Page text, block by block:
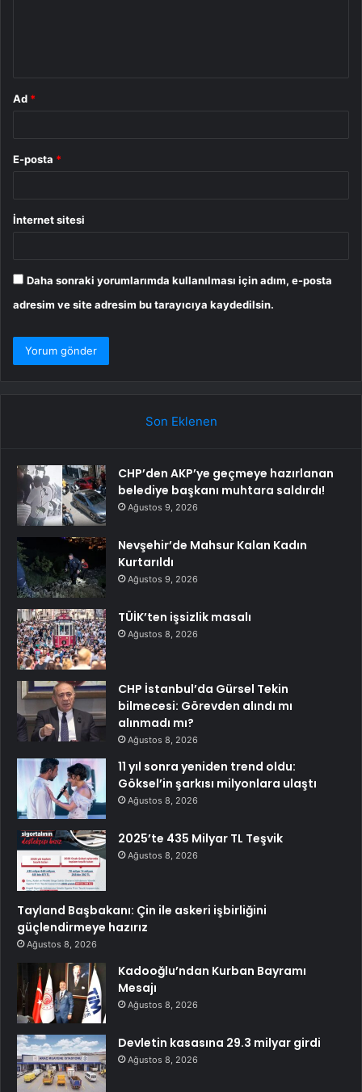
Ad *
E-posta *
İnternet sitesi
Daha sonraki yorumlarımda kullanılması için adım, e-posta
adresim ve site adresim bu tarayıcıya kaydedilsin.
Son Eklenen
CHP’den AKP’ye geçmeye hazırlanan
belediye başkanı muhtara saldırdı!
Ağustos 9, 2026
Nevşehir’de Mahsur Kalan Kadın
Kurtarıldı
Ağustos 9, 2026
TÜİK’ten işsizlik masalı
Ağustos 8, 2026
CHP İstanbul’da Gürsel Tekin
bilmecesi: Görevden alındı mı
alınmadı mı?
Ağustos 8, 2026
11 yıl sonra yeniden trend oldu:
Göksel’in şarkısı milyonlara ulaştı
Ağustos 8, 2026
2025’te 435 Milyar TL Teşvik
Ağustos 8, 2026
Tayland Başbakanı: Çin ile askeri işbirliğini
güçlendirmeye hazırız
Ağustos 8, 2026
Kadooğlu’ndan Kurban Bayramı
Mesajı
Ağustos 8, 2026
Devletin kasasına 29.3 milyar girdi
Ağustos 8, 2026